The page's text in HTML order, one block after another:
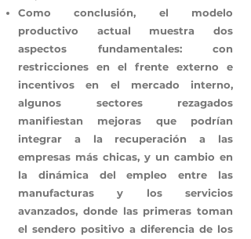
Como conclusión, el modelo
productivo actual muestra dos
aspectos fundamentales: con
restricciones en el frente externo e
incentivos en el mercado interno,
algunos sectores rezagados
manifiestan mejoras que podrían
integrar a la recuperación a las
empresas más chicas, y un cambio en
la dinámica del empleo entre las
manufacturas y los servicios
avanzados, donde las primeras toman
el sendero positivo a diferencia de los